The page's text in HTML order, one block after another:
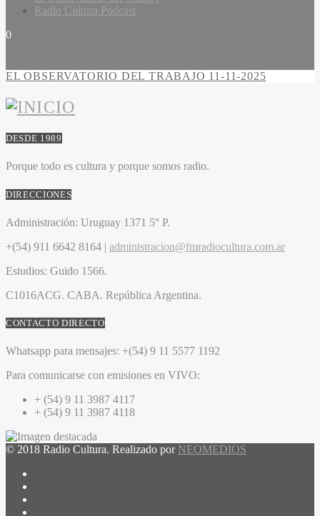
Radio Cultura Podcast
0
EL OBSERVATORIO DEL TRABAJO 11-11-2025
DESDE 1989
Porque todo es cultura y porque somos radio.
DIRECCIONES
Administración: Uruguay 1371 5° P.
+(54) 911 6642 8164 | administracion@fmradiocultura.com.ar
Estudios: Guido 1566.
C1016ACG. CABA. República Argentina.
CONTACTO DIRECTO
Whatsapp para mensajes: +(54) 9 11 5577 1192
Para comunicarse con emisiones en VIVO:
+ (54) 9 11 3987 4117
+ (54) 9 11 3987 4118
© 2018 Radio Cultura. Realizado por NEOMEDIOS